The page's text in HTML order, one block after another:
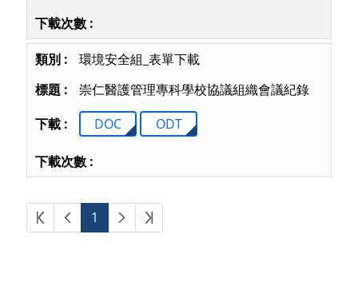
環境安全組_表單下載
崇仁醫護管理專科學校協議組織會議紀錄
DOC
ODT
第一頁上一頁
1 下一頁最後頁